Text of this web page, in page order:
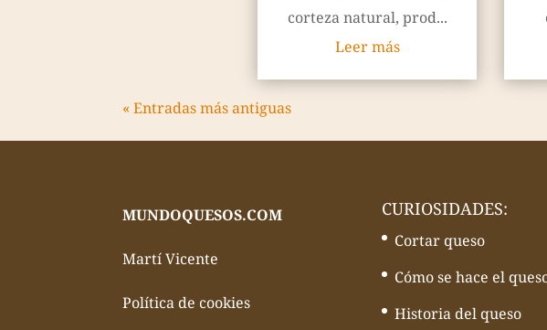
corteza natural, prod...
Leer más
« Entradas más antiguas
MUNDOQUESOS.COM
Martí Vicente
Política de cookies
CURIOSIDADES:
Cortar queso
Cómo se hace el
Historia del queso